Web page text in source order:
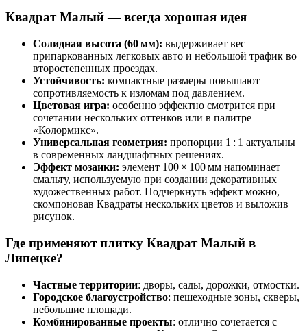
Квадрат Малый — всегда хорошая идея
Солидная высота (60 мм): выдерживает вес
припаркованных легковых авто и небольшой трафик во
второстепенных проездах.
Устойчивость: компактные размеры повышают
сопротивляемость к изломам под давлением.
Цветовая игра: особенно эффектно смотрится при
сочетании нескольких оттенков или в палитре
«Колормикс».
Универсальная геометрия: пропорции 1 : 1 актуальны
в современных ландшафтных решениях.
Эффект мозаики: элемент 100 × 100 мм напоминает
смальту, используемую при создании декоративных
художественных работ. Подчеркнуть эффект можно,
скомпоновав Квадраты нескольких цветов и выложив
рисунок.
Где применяют плитку Квадрат Малый в
Липецке?
Частные территории: дворы, сады, дорожки, отмостки.
Городское благоустройство: пешеходные зоны, скверы,
небольшие площади.
Комбинированные проекты: отлично сочетается с